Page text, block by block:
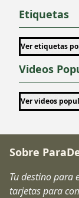
Etiquetas
Ver etiquetas
Videos
Ver videos
Sobre
Tu destino para
tarjetas para